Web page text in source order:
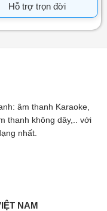
Hỗ trợ trọn đời
âm thanh Karaoke,
thanh không dây,.. với
nhất.
NAM